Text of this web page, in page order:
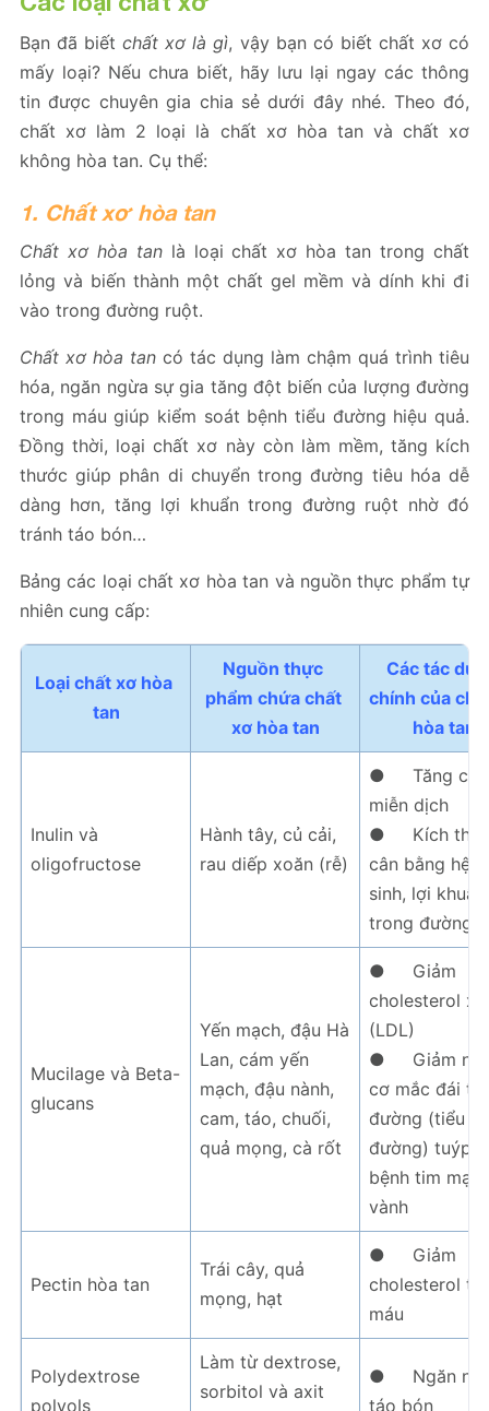
Bạn đã biếtchất xơ là gì, vậy bạn có biết chất xơ có
mấy loại? Nếu chưa biết, hãy lưu lại ngay các thông
tin được chuyên gia chia sẻ dưới đây nhé. Theo đó,
chất xơ làm 2 loại là chất xơ hòa tan và chất xơ
không hòa tan. Cụ thể:
1. Chất xơ hòa tan
Chất xơ hòa tanlà loại chất xơ hòa tan trong chất
lỏng và biến thành một chất gel mềm và dính khi đi
vào trong đường ruột.
Chất xơ hòa tan có tác dụng làm chậm quá trình tiêu
hóa, ngăn ngừa sự gia tăng đột biến của lượng đường
trong máu giúp kiểm soát bệnh tiểu đường hiệu quả.
Đồng thời, loại chất xơ này còn làm mềm, tăng kích
thước giúp phân di chuyển trong đường tiêu hóa dễ
dàng hơn, tăng lợi khuẩn trong đường ruột nhờ đó
tránh táo bón…
Bảng các loại chất xơ hòa tan và nguồn thực phẩm tự
nhiên cung cấp:
Loại chất xơ hòa
tan
Nguồn thực
phẩm chứa chất
xơ hòa tan
Các tác
chính của
hòa tan
Inulin và
oligofructose
Hành tây, củ cải,
rau diếp xoăn (rễ)
● Tăng
miễn dịch
● Kích
cân bằng hệ vi
sinh, lợi
trong đường
Mucilage và Beta-
glucans
Yến mạch, đậu Hà
Lan, cám yến
mạch, đậu nành,
cam, táo, chuối,
quả mọng, cà rốt
● Giảm
cholesterol
(LDL)
● Giảm
cơ mắc đái
đường (tiểu
đường) tuýp
bệnh tim
vành
Pectin hòa tan
Trái cây, quả
mọng, hạt
● Giảm
cholesterol
máu
Polydextrose
polyols
Làm từ dextrose,
sorbitol và axit
● Ngăn
táo bón